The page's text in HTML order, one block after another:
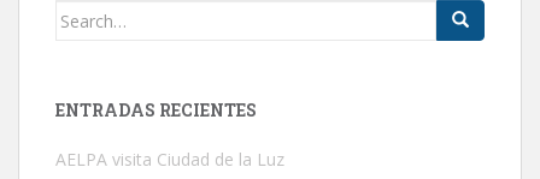
Search
ENTRADAS RECIENTES
AELPA visita Ciudad de la Luz